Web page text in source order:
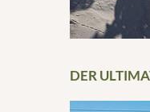
DER